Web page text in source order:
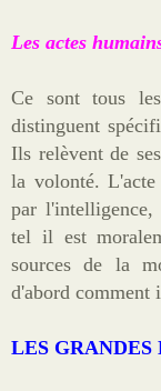
Les actes
Ce sont tous
distinguent
Ils relèvent de
la volonté. L'acte
par l'intelligence,
tel il est
sources de la
d'abord comment
LES